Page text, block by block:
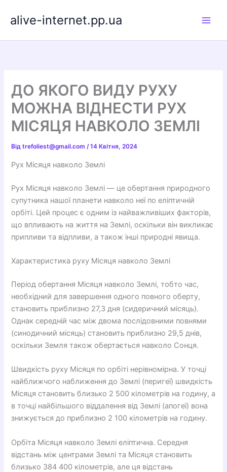
alive-internet.pp.ua
ДО ЯКОГО ВИДУ РУХУ
МОЖНА ВІДНЕСТИ РУХ
МІСЯЦЯ НАВКОЛО ЗЕМЛІ
Відtrefoliest@gmail.com/14 Квітня, 2024
Рух Місяця навколо Землі
Рух Місяця навколо Землі — це обертання природного
супутника нашої планети навколо неї по еліптичній
орбіті. Цей процес є одним із найважливіших факторів,
що впливають на життя на Землі, оскільки він викликає
припливи та відпливи, а також інші природні явища.
Характеристика руху Місяця навколо Землі
Період обертання Місяця навколо Землі, тобто час,
необхідний для завершення одного повного оберту,
становить приблизно 27,3 дня (сидеричний місяць).
Однак середній час між двома послідовними повнями
(синодичний місяць) становить приблизно 29,5 днів,
оскільки Земля також обертається навколо Сонця.
Швидкість руху Місяця по орбіті нерівномірна. У точці
найближчого наближення до Землі (перигеї) швидкість
Місяця становить близько 2 500 кілометрів на годину, а
в точці найбільшого віддалення від Землі (апогеї) вона
знижується до приблизно 2 100 кілометрів на годину.
Орбіта Місяця навколо Землі еліптична. Середня
відстань між центрами Землі та Місяця становить
близько 384 400 кілометрів, але ця відстань